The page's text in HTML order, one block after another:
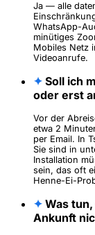
Ja — alle
WhatsApp-
minütiges
Mobiles Netz
Videoanrufe.
✦ Soll ich
oder erst
Vor der
etwa 2
per Email. In
Sie sind in
Installation
sein, das oft
Henne-Ei-
✦ Was
Ankunft